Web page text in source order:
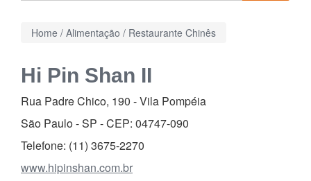
Home / Alimentação / Restaurante Chinês
Hi Pin Shan II
Rua Padre Chico, 190 -Vila Pompéia
São Paulo - SP - CEP: 04747-090
Telefone: (11) 3675-2270
www.hipinshan.com.br